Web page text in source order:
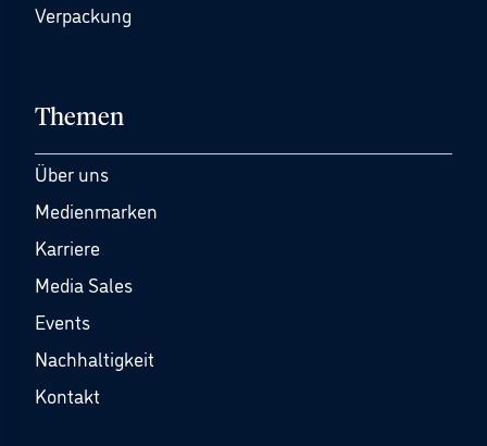
Verpackung
Themen
Über uns
Medienmarken
Karriere
Media Sales
Events
Nachhaltigkeit
Kontakt